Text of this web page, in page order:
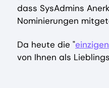
dass SysAdmins
Nominierungen
Da heute die "
von Ihnen als